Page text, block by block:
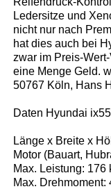
Ledersitze und
nicht nur nach
hat dies auch bei
zwar im Preis-
eine Menge Geld.
50767 Köln, Hans
Daten Hyundai
Länge x Breite x
Motor (Bauart,
Max. Leistung: 176
Max. Drehmoment: